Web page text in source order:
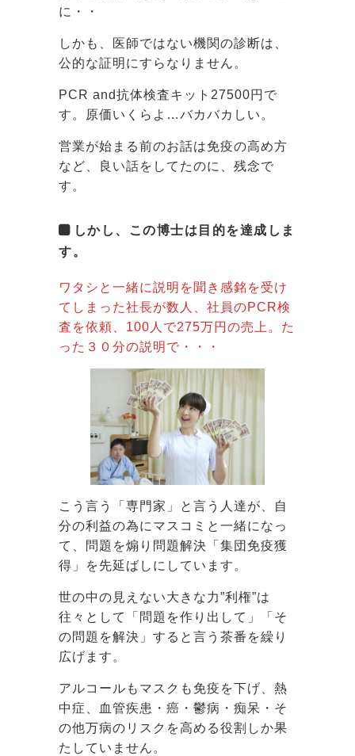
に・・
しかも、医師ではない機関の診断は、
公的な証明にすらなりません。
PCR and抗体検査キット27500円で
す。原価いくらよ…バカバカしい。
営業が始まる前のお話は免疫の高め方
など、良い話をしてたのに、残念で
す。
しかし、この博士は目的を達成しま
す。
ワタシと一緒に説明を聞き感銘を受け
てしまった社長が数人、社員のPCR検
査を依頼、100人で275万円の売上。た
った３０分の説明で・・・
こう言う「専門家」と言う人達が、自
分の利益の為にマスコミと一緒になっ
て、問題を煽り問題解決「集団免疫獲
得」を先延ばしにしています。
世の中の見えない大きな力”利権”は
往々として「問題を作り出して」「そ
の問題を解決」すると言う茶番を繰り
広げます。
アルコールもマスクも免疫を下げ、熱
中症、血管疾患・癌・鬱病・痴呆・そ
の他万病のリスクを高める役割しか果
たしていません。